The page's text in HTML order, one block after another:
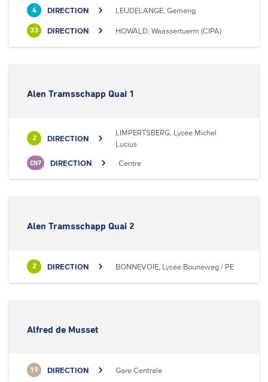
4 DIRECTION LEUDELANGE, Gemeng
33 DIRECTION HOWALD, Waassertuerm (CIPA)
Alen Tramsschapp Quai 1
2 DIRECTION
LIMPERTSBERG, Lycée Michel
Lucius
CN7 DIRECTION Centre
Alen Tramsschapp Quai 2
2 DIRECTION BONNEVOIE, Lycée Bouneweg / PE
Alfred de Musset
19 DIRECTION Gare Centrale